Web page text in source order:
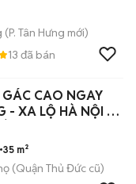
(P. Tân Hưng mới)
13 đã bán
CAO NGAY
- XA LỘ HÀ NỘI -
35 m²
(Quận Thủ Đức cũ)